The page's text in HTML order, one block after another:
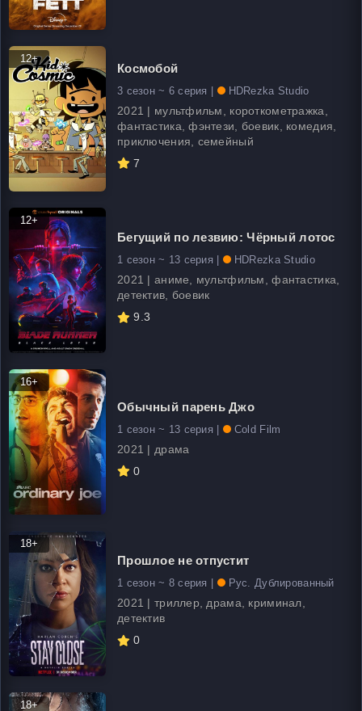
12+
Космобой
3 сезон ~ 6 серия | HDRezka Studio
2021 | мультфильм, короткометражка,
фантастика, фэнтези, боевик, комедия,
приключения, семейный
7
12+
Бегущий по лезвию: Чёрный лотос
1 сезон ~ 13 серия | HDRezka Studio
2021 | аниме, мультфильм, фантастика,
детектив, боевик
9.3
16+
Обычный парень Джо
1 сезон ~ 13 серия | Cold Film
2021 | драма
0
18+
Прошлое не отпустит
1 сезон ~ 8 серия | Рус. Дублированный
2021 | триллер, драма, криминал,
детектив
0
18+